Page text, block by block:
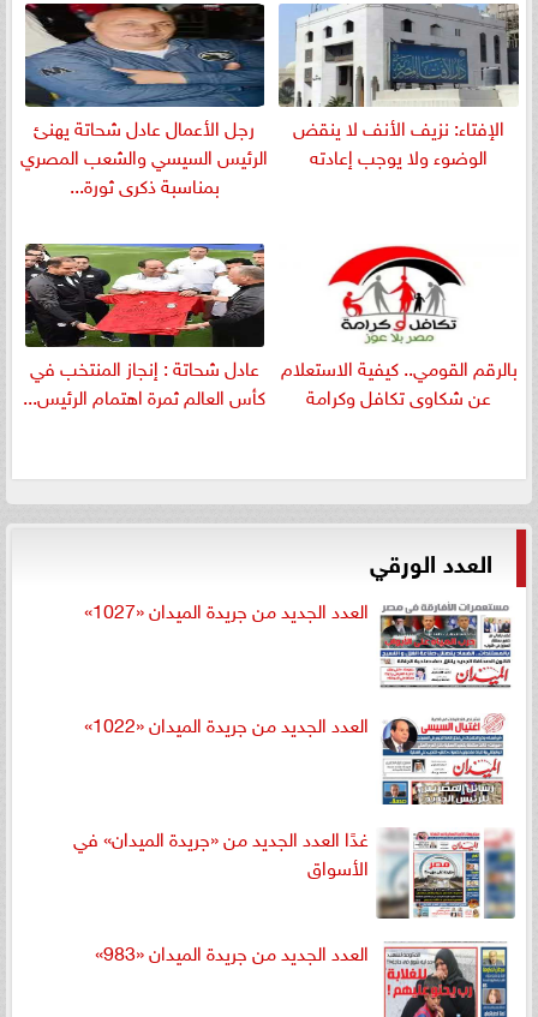
الإفتاء: نزيف الأنف لا ينقض
الوضوء ولا يوجب إعادته
رجل الأعمال عادل شحاتة يهنئ
الرئيس السيسي والشعب المصري
بمناسبة ذكرى ثورة...
بالرقم القومي.. كيفية الاستعلام
عن شكاوى تكافل وكرامة
عادل شحاتة : إنجاز المنتخب في
كأس العالم ثمرة اهتمام الرئيس...
العدد الورقي
العدد الجديد من جريدة الميدان «1027»
العدد الجديد من جريدة الميدان «1022»
غدًا العدد الجديد من «جريدة الميدان» في
الأسواق
العدد الجديد من جريدة الميدان «983»